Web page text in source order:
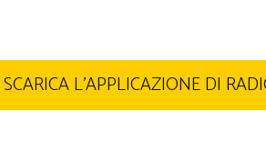
SCARICA L'APPLICAZIONE DI